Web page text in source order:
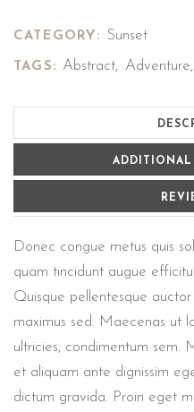
CATEGORY: Sunset
TAGS: Abstract, Adventure,
Donec congue metus quis
quam tincidunt augue
Quisque pellentesque
maximus sed. Maecenas ut
ultricies, condimentum sem.
et aliquam ante dignissim
dictum gravida. Proin eget